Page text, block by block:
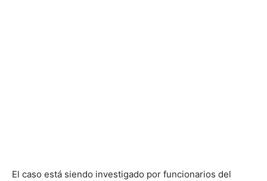
El caso está siendo investigado por funcionarios del